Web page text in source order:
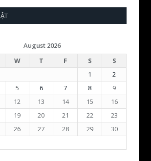
August 2026
W T F S
S
1
2
5 6 7 8
9
12 13 14 15
16
19 20 21 22
23
26 27 28 29
30